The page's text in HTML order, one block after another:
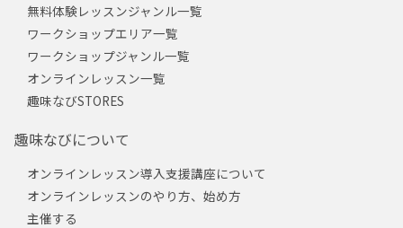
無料体験レッスンジャンル一覧
ワークショップエリア一覧
ワークショップジャンル一覧
オンラインレッスン一覧
趣味なびSTORES
趣味なびについて
オンラインレッスン導入支援講座について
オンラインレッスンのやり方、始め方
主催する